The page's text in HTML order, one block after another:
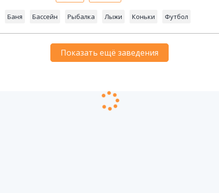
Баня Бассейн Рыбалка Лыжи Коньки Футбол
Показать ещё заведения